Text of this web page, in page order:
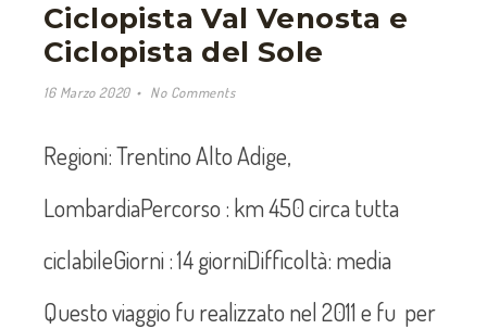
Ciclopista Val Venosta e
Ciclopista del Sole
16 Marzo 2020 No Comments
Regioni: Trentino Alto Adige,
LombardiaPercorso : km 450 circa tutta
ciclabileGiorni : 14 giorniDifficoltà: media
Questo viaggio fu realizzato nel 2011 e fu per